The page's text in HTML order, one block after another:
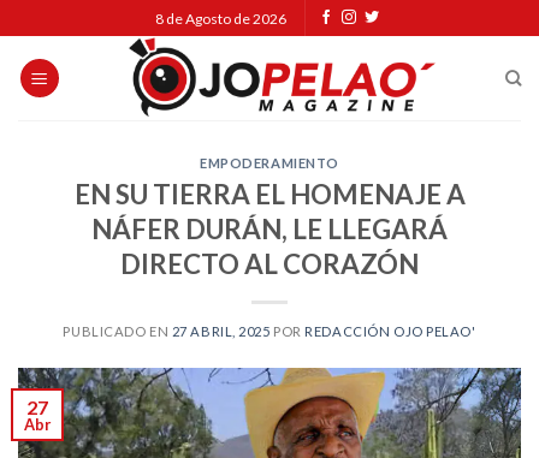
to
content
8 de Agosto de 2026
EMPODERAMIENTO
EN SU TIERRA EL HOMENAJE A
NÁFER DURÁN, LE LLEGARÁ
DIRECTO AL CORAZÓN
PUBLICADO EN 27 ABRIL, 2025 POR REDACCIÓN OJO PELAO'
27
Abr